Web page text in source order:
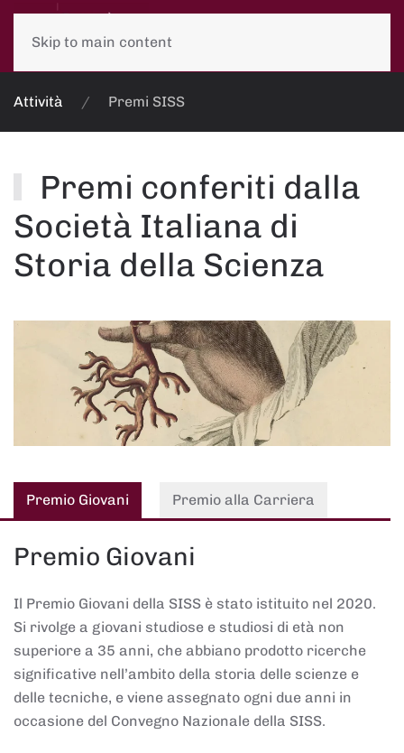
Skip to main content
Attività Premi SISS
Premi conferiti dalla
Società Italiana di
Storia della Scienza
Premio Giovani Premio alla Carriera
Premio Giovani
Il Premio Giovani della SISS è stato istituito nel 2020.
Si rivolge a giovani studiose e studiosi di età non
superiore a 35 anni, che abbiano prodotto ricerche
significative nell’ambito della storia delle scienze e
delle tecniche, e viene assegnato ogni due anni in
occasione del Convegno Nazionale della SISS.